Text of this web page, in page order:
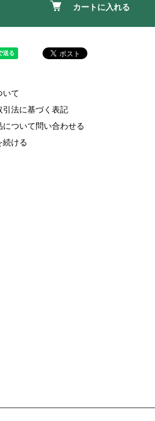
カートに入れる
いて
引法に基づく表記
について問い合わせる
続ける